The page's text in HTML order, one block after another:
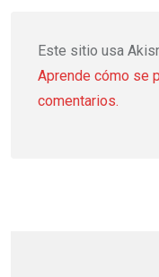
Este sitio usa
Aprende cómo se
comentarios.